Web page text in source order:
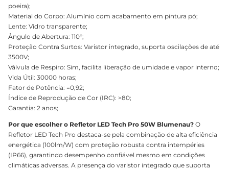
poeira);
Material do Corpo: Alumínio com acabamento em pintura pó;
Lente: Vidro transparente;
Ângulo de Abertura: 110°;
Proteção Contra Surtos: Varistor integrado, suporta oscilações de até
3500V;
Válvula de Respiro: Sim, facilita liberação de umidade e vapor interno;
Vida Útil: 30000 horas;
Fator de Potência: =0,92;
Índice de Reprodução de Cor (IRC): >80;
Garantia: 2 anos;
Por que escolher o Refletor LED Tech Pro 50W Blumenau? O
Refletor LED Tech Pro destaca-se pela combinação de alta eficiência
energética (100lm/W) com proteção robusta contra intempéries
(IP66), garantindo desempenho confiável mesmo em condições
climáticas adversas. A presença do varistor integrado que suporta